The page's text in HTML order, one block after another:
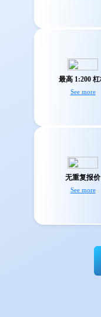
最高 1:200
See more
用 1:200 倍的杠
您最大的交易
无重复报价
See more
深度的流动性和
般的执行速度不
生重复报价。